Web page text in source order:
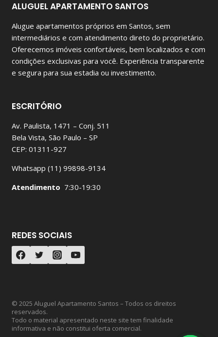
ALUGUEL APARTAMENTO SANTOS
Alugue apartamentos próprios em Santos, sem
intermediários e com atendimento direto do proprietário.
Oferecemos imóveis confortáveis, bem localizados e com
condições exclusivas para você. Experiência transparente
e segura para sua estadia ou investimento.
ESCRITÓRIO
Av. Paulista, 1471 – Conj. 511
Bela Vista, São Paulo – SP
CEP: 01311-927
Whatsapp (11) 99898-9134
Atendimento 7:30-19:30
REDES SOCIAIS
© 2025 Aluguel Apartamento Santos – Todos os direitos
reservados.
Todo o material apresentado neste site tem finalidade
informativa e não constitui oferta comercial.